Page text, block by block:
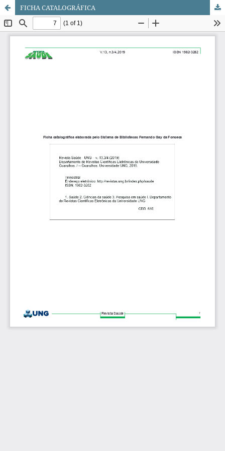
FICHA CATALOGRÁFICA